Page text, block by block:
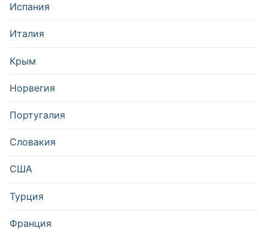
Испания
Италия
Крым
Норвегия
Португалия
Словакия
США
Турция
Франция